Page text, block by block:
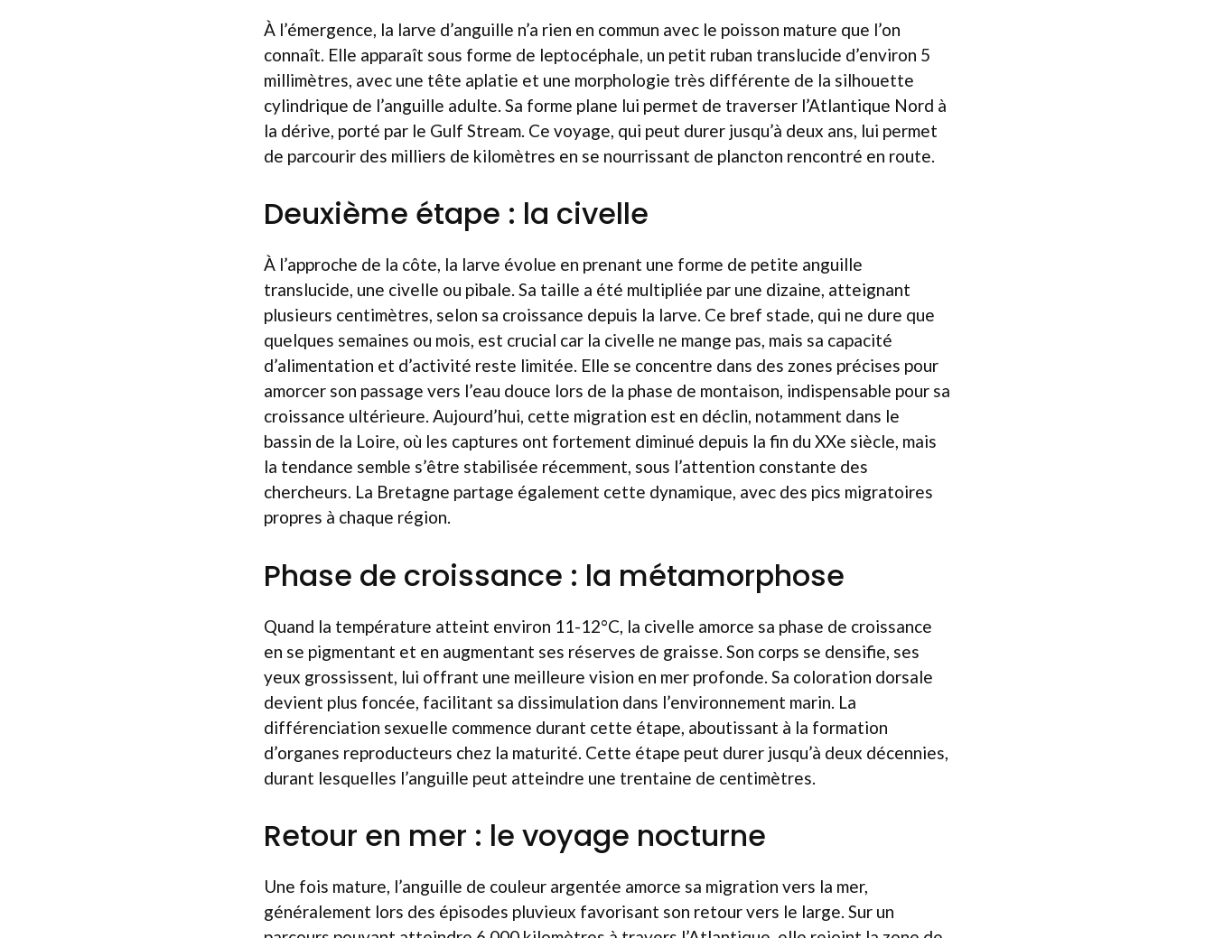
À l’émergence, la larve d’anguille n’a rien en commun avec le poisson mature que l’on
connaît. Elle apparaît sous forme de leptocéphale, un petit ruban translucide d’environ 5
millimètres, avec une tête aplatie et une morphologie très différente de la silhouette
cylindrique de l’anguille adulte. Sa forme plane lui permet de traverser l’Atlantique Nord à
la dérive, porté par le Gulf Stream. Ce voyage, qui peut durer jusqu’à deux ans, lui permet
de parcourir des milliers de kilomètres en se nourrissant de plancton rencontré en route.
Deuxième étape : la civelle
À l’approche de la côte, la larve évolue en prenant une forme de petite anguille
translucide, une civelle ou pibale. Sa taille a été multipliée par une dizaine, atteignant
plusieurs centimètres, selon sa croissance depuis la larve. Ce bref stade, qui ne dure que
quelques semaines ou mois, est crucial car la civelle ne mange pas, mais sa capacité
d’alimentation et d’activité reste limitée. Elle se concentre dans des zones précises pour
amorcer son passage vers l’eau douce lors de la phase de montaison, indispensable pour sa
croissance ultérieure. Aujourd’hui, cette migration est en déclin, notamment dans le
bassin de la Loire, où les captures ont fortement diminué depuis la fin du XXe siècle, mais
la tendance semble s’être stabilisée récemment, sous l’attention constante des
chercheurs. La Bretagne partage également cette dynamique, avec des pics migratoires
propres à chaque région.
Phase de croissance : la métamorphose
Quand la température atteint environ 11-12°C, la civelle amorce sa phase de croissance
en se pigmentant et en augmentant ses réserves de graisse. Son corps se densifie, ses
yeux grossissent, lui offrant une meilleure vision en mer profonde. Sa coloration dorsale
devient plus foncée, facilitant sa dissimulation dans l’environnement marin. La
différenciation sexuelle commence durant cette étape, aboutissant à la formation
d’organes reproducteurs chez la maturité. Cette étape peut durer jusqu’à deux décennies,
durant lesquelles l’anguille peut atteindre une trentaine de centimètres.
Retour en mer : le voyage nocturne
Une fois mature, l’anguille de couleur argentée amorce sa migration vers la mer,
généralement lors des épisodes pluvieux favorisant son retour vers le large. Sur un